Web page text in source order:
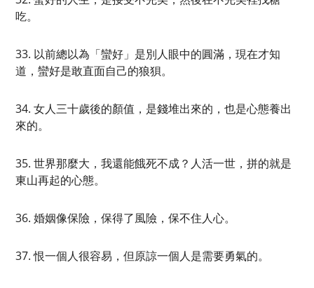
吃。
33. 以前總以為「蠻好」是別人眼中的圓滿，現在才知
道，蠻好是敢直面自己的狼狽。
34. 女人三十歲後的顏值，是錢堆出來的，也是心態養出
來的。
35. 世界那麼大，我還能餓死不成？人活一世，拼的就是
東山再起的心態。
36. 婚姻像保險，保得了風險，保不住人心。
37. 恨一個人很容易，但原諒一個人是需要勇氣的。